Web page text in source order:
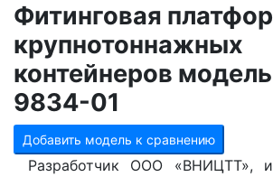
Фитинговая
крупнотоннажных
контейнеров
9834-01
Добавить модель к сравнению
Разработчик ООО «ВНИЦТТ»,